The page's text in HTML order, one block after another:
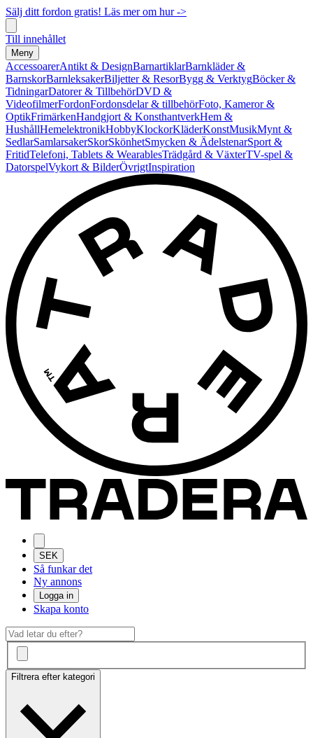
Sälj ditt fordon gratis! Läs mer om hur ->
Till innehållet
Meny
AccessoarerAntikt & DesignBarnartiklarBarnkläder &
BarnskorBarnleksakerBiljetter & ResorBygg & VerktygBöcker &
TidningarDatorer & TillbehörDVD &
VideofilmerFordonFordonsdelar & tillbehörFoto, Kameror &
OptikFrimärkenHandgjort & KonsthantverkHem &
HushållHemelektronikHobbyKlockorKläderKonstMusikMynt &
SedlarSamlarsakerSkorSkönhetSmycken & ÄdelstenarSport &
FritidTelefoni, Tablets & WearablesTrädgård & VäxterTV-spel &
DatorspelVykort & BilderÖvrigtInspiration
SEK
Så funkar det
Ny annons
Logga in
Skapa konto
Filtrera efter kategori